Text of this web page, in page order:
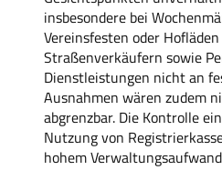
insbesondere bei
Vereinsfesten oder
Straßenverkäufern sowie
Dienstleistungen nicht an
Ausnahmen wären zudem
abgrenzbar. Die Kontrolle
Nutzung von
hohem